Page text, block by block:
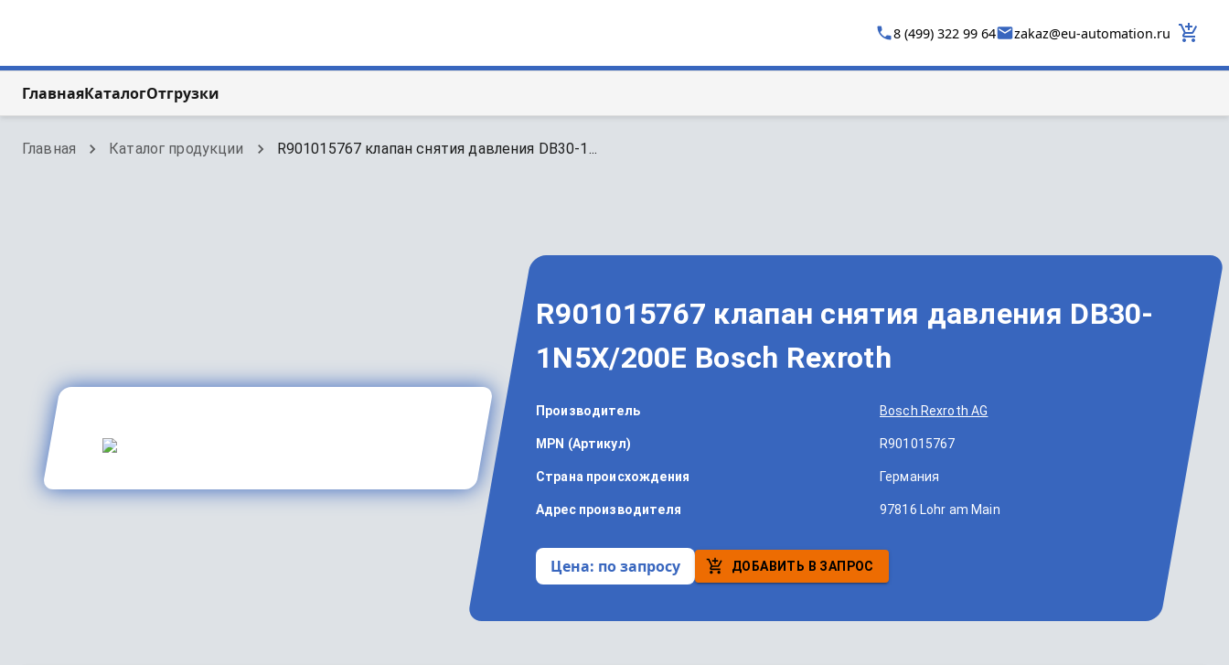
8 (499) 322 99 64 zakaz@eu-automation.ru
ГлавнаяКаталогОтгрузки
Главная Каталог продукции R901015767 клапан снятия давления DB30-1...
R901015767 клапан снятия давления DB30-
1N5X/200E Bosch Rexroth
Производитель Bosch Rexroth AG
MPN (Артикул) R901015767
Страна происхождения Германия
Адрес производителя 97816 Lohr am Main
Цена: по запросу ДОБАВИТЬ В ЗАПРОС